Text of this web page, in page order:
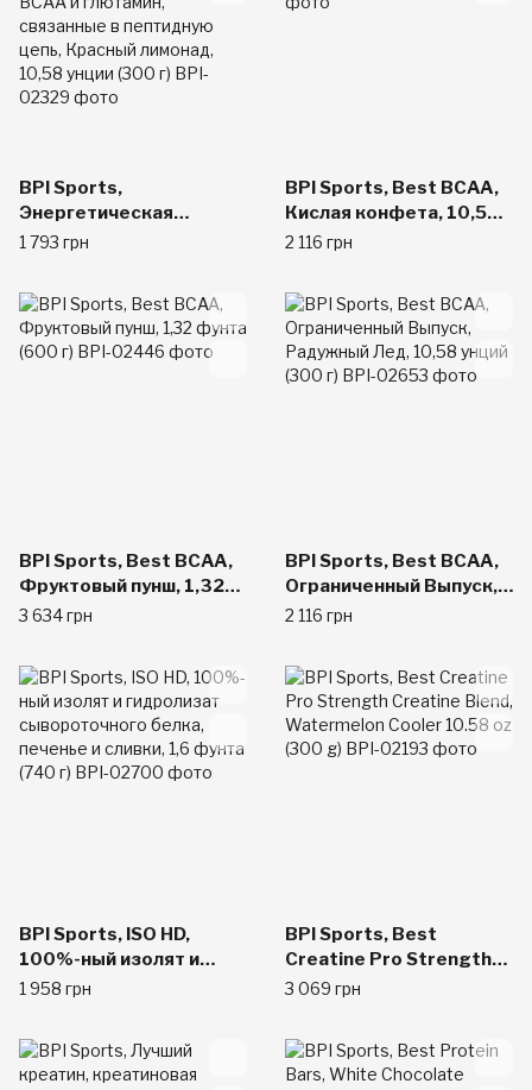
BPI Sports,
Энергетическая
аминокислотная
глютамин, связанные в
пептидную цепь,
Красный лимонад, 10,58
унции (300 г)
1 793 грн
BPI Sports, Best BCAA,
Кислая конфета, 10,58
унций (300 г)
2 116 грн
BPI Sports, Best BCAA,
Фруктовый пунш, 1,32
фунта (600 г)
3 634 грн
BPI Sports, Best BCAA,
Ограниченный Выпуск,
Радужный Лед, 10,58
2 116 грн
BPI Sports, ISO HD,
100%-ный изолят и
гидролизат
печенье и сливки, 1,6
фунта (740 г)
1 958 грн
BPI Sports, Best
Creatine Pro Strength
Creatine Blend,
10.58 oz (300 g)
3 069 грн